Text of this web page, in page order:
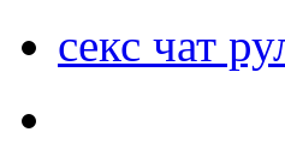
секс чат